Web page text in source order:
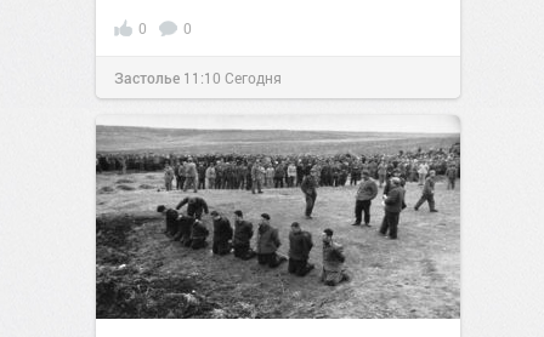
0 0
Застолье 11:10 Сегодня